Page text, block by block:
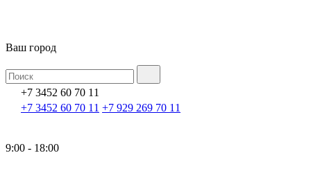
Ваш город
+7 3452 60 70 11
+7 3452 60 70 11 +7 929 269 70 11
9:00 - 18:00